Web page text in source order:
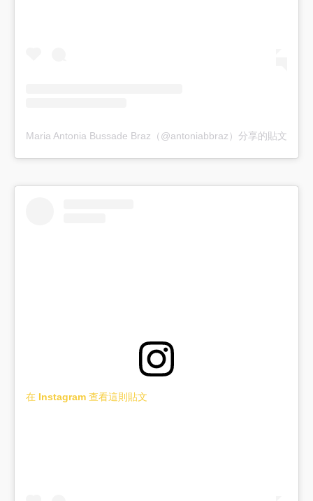
Maria Antonia Bussade Braz（@antoniabbraz）分享的貼文
在 Instagram 查看這則貼文